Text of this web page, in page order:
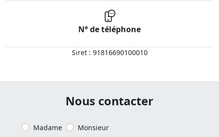
N° de téléphone
Siret : 91816690100010
Nous contacter
Madame Monsieur